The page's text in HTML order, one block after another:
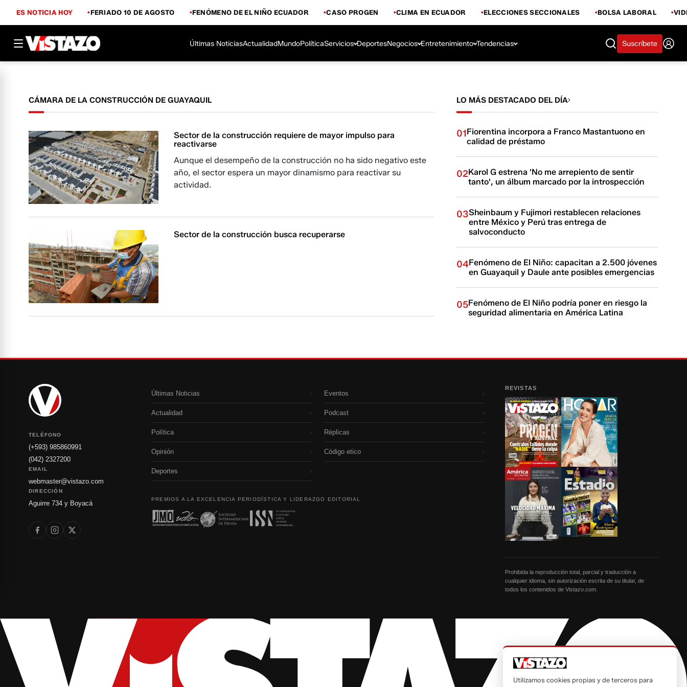
ES NOTICIA HOY FERIADO 10 DE AGOSTO FENÓMENO DE EL NIÑO ECUADOR CASO PROGEN CLIMA EN ECUADOR ELECCIONES SECCIONALES BOLSA LABORAL
Últimas NoticiasActualidadMundoPolíticaServicios DeportesNegocios Entretenimiento Tendencias Suscríbete
CÁMARA DE LA CONSTRUCCIÓN DE GUAYAQUIL
Sector de la construcción requiere de mayor impulso para
reactivarse
Aunque el desempeño de la construcción no ha sido negativo este
año, el sector espera un mayor dinamismo para reactivar su
actividad.
Sector de la construcción busca recuperarse
LO MÁS DESTACADO DEL DÍA
01Fiorentina incorpora a Franco Mastantuono en
calidad de préstamo
02Karol G estrena 'No me arrepiento de sentir
tanto', un álbum marcado por la introspección
03Sheinbaum y Fujimori restablecen relaciones
entre México y Perú tras entrega de
salvoconducto
04Fenómeno de El Niño: capacitan a 2.500 jóvenes
en Guayaquil y Daule ante posibles emergencias
05Fenómeno de El Niño podría poner en riesgo la
seguridad alimentaria en América Latina
TELÉFONO
(+593) 985860991
(042) 2327200
EMAIL
webmaster@vistazo.com
DIRECCIÓN
Aguirre 734 y Boyacá
Últimas Noticias ›
Actualidad ›
Política ›
Opinión ›
Deportes ›
Eventos ›
Podcast ›
Réplicas ›
Código etico ›
PREMIOS A LA EXCELENCIA PERIODÍSTICA Y LIDERAZGO EDITORIAL
REVISTAS
Prohibida la reproducción total, parcial y traducción a
cualquier idioma, sin autorización escrita de su titular, de
todos los contenidos de Vistazo.com.
Utilizamos cookies propias y de terceros para